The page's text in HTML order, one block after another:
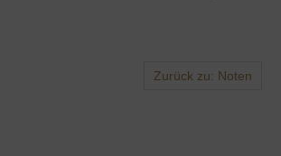
Zurück zu: Noten